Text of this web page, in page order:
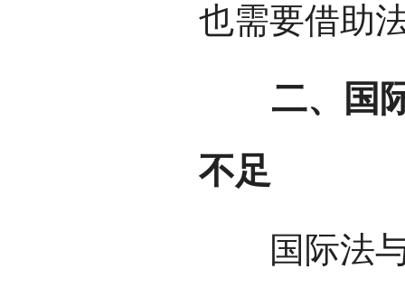
也需要借助
二、国际
不足
国际法与